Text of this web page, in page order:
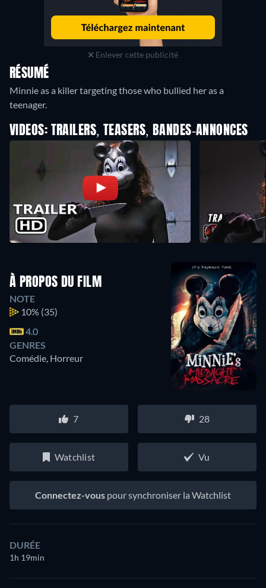
Enlever cette publicité
RÉSUMÉ
Minnie as a killer targeting those who bullied her as a
teenager.
VIDEOS: TRAILERS, TEASERS, BANDES-ANNONCES
À PROPOS DU FILM
NOTE
10% (35)
4.0
GENRES
Comédie, Horreur
7 28
Watchlist Vu
Connectez-vous pour synchroniser la Watchlist
DURÉE
1h 19min